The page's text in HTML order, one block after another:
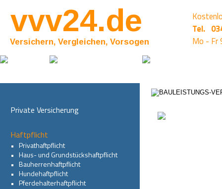
vvv24.de
Versichern, Vergleichen, Vorsogen
Tel.
Mo - Fr
Private Versicherung
Haftpflicht
• Privathaftpflicht
• Haus- und Grundstückshaftpflicht
• Bauherrenhaftpflicht
• Hundehaftpflicht
• Pferdehalterhaftpflicht